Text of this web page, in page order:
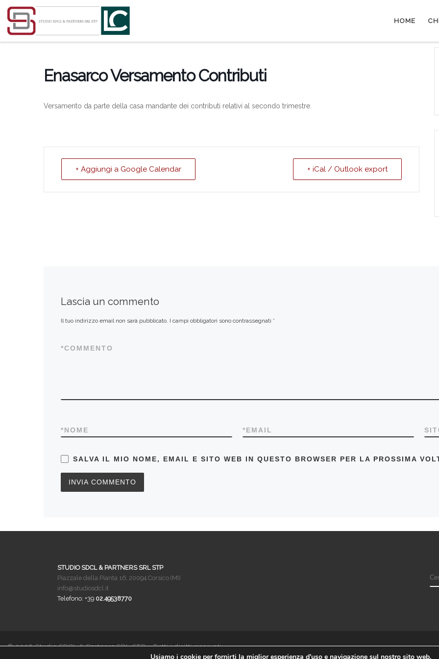
Passa al contenuto
HOME
Enasarco Versamento Contributi
Versamento da parte della casa mandante dei contributi relativi al secondo trimestre.
+ Aggiungi a Google Calendar + iCal / Outlook export
Lascia un commento
Il tuo indirizzo email non sarà pubblicato. I campi obbligatori sono contrassegnati *
COMMENTO
*
NOME
* EMAIL
*
SALVA IL MIO NOME, EMAIL E SITO WEB IN QUESTO BROWSER PER LA PROSSIMA
STUDIO SDCL & PARTNERS SRL STP
Piazzale della Pianta 16, 20094 Corsico (MI)
info@studiosdcl.it
Telefono: +39 02.49538770
© 2026Studio SDCL & Partners SRL STP– Tutti i diritti riservati
Usiamo i cookie per fornirti la miglior esperienza d'uso e navigazione sul nostro sito web.